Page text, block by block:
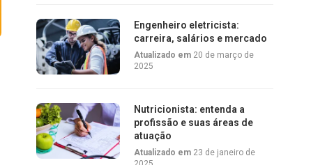
Engenheiro eletricista:
carreira, salários e mercado
Atualizado em 20 de março de
2025
Nutricionista: entenda a
profissão e suas áreas de
atuação
Atualizado em 23 de janeiro de